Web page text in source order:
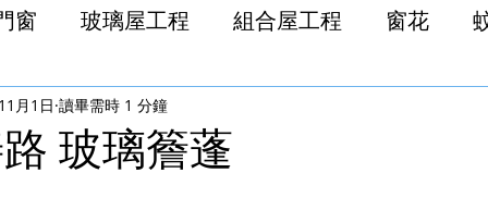
窗 玻璃屋工程 組合屋工程 窗花
玻璃簷蓬
月1日 讀畢需時 1 分鐘